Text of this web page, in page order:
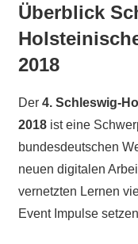
Überblick
2018
Der 4. Schleswig-
2018ist eine
bundesdeutschen
neuen digitalen
vernetzten Lernen
Event Impulse